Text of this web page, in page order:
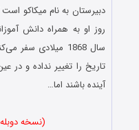
دبیرستان به نام میکاکو
روز او به همراه دانش
سال 1868 میلادی
تاریخ را تغییر نداده و در
آینده باشند اما…
(نسخه